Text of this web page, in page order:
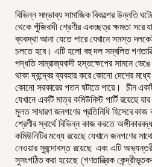
বিভিন্ন সম্ভাব্য সামাজিক বিকল্পের উন্নতি
থেকে পুঁজিবাদী শ্রেণীর একচ্ছত্র ক্ষমতা সরে
ব্যবস্থা আনা যেতে পারে যেখানে সমস্ত
চলতে হবে। এটি হলো বহু দল সম্বলিত
পদ্ধতি সাম্রাজ্যবাদী হস্তক্ষেপের সামনে
থাকা দ্বন্দ্বের ব্যবহার করে কোনো দেশের
কোনো সরকারের পতন ঘটাতে পারে। চীন
যেখানে একটি মাত্র কমিউনিস্ট পার্টি রয়েছে
মূলত সাধারণ জনগণের প্রতিনিধি হিসেবে কাজ
শ্রেণীর স্বার্থে বিভিন্ন কাজ করতে
কমিউনিটির মধ্যে রয়েছে যেখানে জনগণের
নেওয়ার সুবন্দোবস্ত রয়েছে এবং এটি
সুসংগঠিত করা হয়েছে (গণতান্ত্রিক